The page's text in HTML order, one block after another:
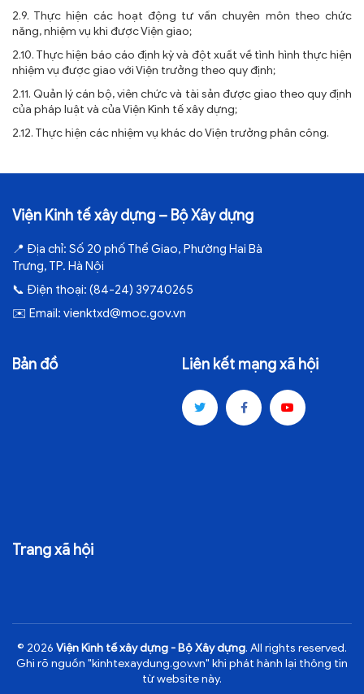
2.9. Thực hiện các hoạt động tư vấn chuyên môn theo chức
năng, nhiệm vụ khi được Viện giao;
2.10. Thực hiện báo cáo định kỳ và đột xuất về tình hình thực hiện
nhiệm vụ được giao với Viện trưởng theo quy định;
2.11. Quản lý cán bộ, viên chức và tài sản được giao theo quy định
của pháp luật và của Viện Kinh tế xây dựng;
2.12. Thực hiện các nhiệm vụ khác do Viện trưởng phân công.
Viện Kinh tế xây dựng – Bộ Xây dựng
📍 Địa chỉ: Số 20 phố Thể Giao, Phường Hai Bà
Trưng, TP. Hà Nội
📞 Điện thoại: (84-24) 39740265
✉️ Email: vienktxd@moc.gov.vn
Bản đồ Liên kết mạng xã hội
Trang xã hội
© 2026 Viện Kinh tế xây dựng - Bộ Xây dựng. All rights reserved.
Ghi rõ nguồn "kinhtexaydung.gov.vn" khi phát hành lại thông tin
từ website này.